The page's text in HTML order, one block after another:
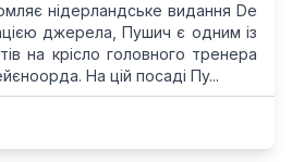
нідерландське видання De
джерела, Пушич є одним із
на крісло головного тренера
На цій посаді Пу...